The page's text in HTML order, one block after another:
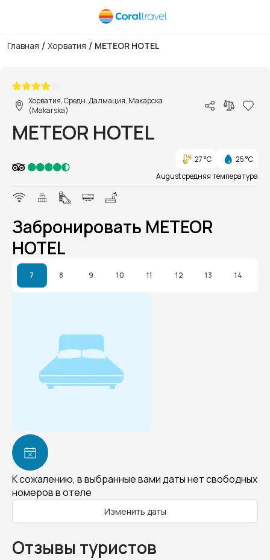
Главная / Хорватия / METEOR HOTEL
Хорватия, Средн. Далмация, Макарска
(Makarska)
METEOR HOTEL
27 °C
25 °C
August средняя температура
Забронировать METEOR
HOTEL
7 8 9 10 11 12 13 14
К сожалению, в выбранные вами даты нет свободных
номеров в отеле
Изменить даты
Отзывы туристов